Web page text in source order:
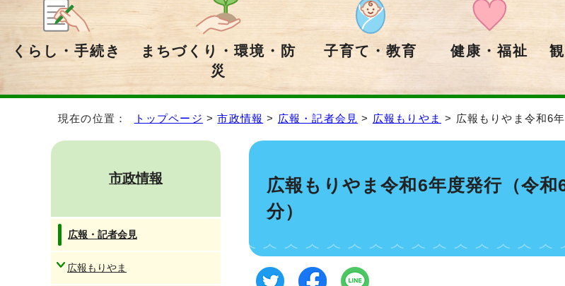
くらし・手続き
まちづくり・環境・防
災
子育て・教育 健康・福祉
現在の位置： トップページ >市政情報 > 広報・記者会見 > 広報もりやま > 広報もりやま令和6
広報もりやま令和6年度発行（令
分）
市政情報
広報・記者会見
広報もりやま